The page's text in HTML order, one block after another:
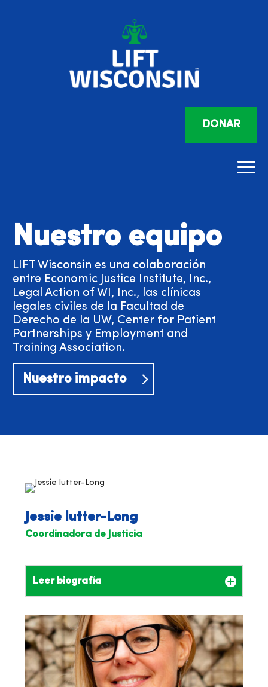
DONAR
Nuestro equipo
LIFT Wisconsin es una colaboración
entre Economic Justice Institute, Inc.,
Legal Action of WI, Inc., las clínicas
legales civiles de la Facultad de
Derecho de la UW, Center for Patient
Partnerships y Employment and
Training Association.
Nuestro impacto
Jessie lutter-Long
Coordinadora de Justicia
Leer biografía